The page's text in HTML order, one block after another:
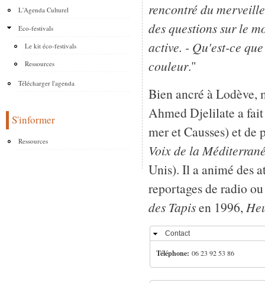
L'Agenda Culturel
Eco-festivals
Le kit éco-festivals
Ressources
Télécharger l'agenda
S'informer
Ressources
rencontré du
des questions sur le
active. - Qu'est-ce
couleur."
Bien ancré à Lodève,
Ahmed Djelilate a fait
mer et Causses) et de
Voix de la
Unis). Il a animé des
reportages de radio
des Tapisen 1996,
Masquer
Contact
Téléphone: 06 23 92 53 86